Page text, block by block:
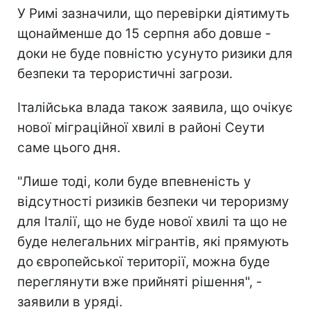
У Римі зазначили, що перевірки діятимуть
щонайменше до 15 серпня або довше -
доки не буде повністю усунуто ризики для
безпеки та терористичні загрози.
Італійська влада також заявила, що очікує
нової міграційної хвилі в районі Сеути
саме цього дня.
"Лише тоді, коли буде впевненість у
відсутності ризиків безпеки чи тероризму
для Італії, що не буде нової хвилі та що не
буде нелегальних мігрантів, які прямують
до європейської території, можна буде
переглянути вже прийняті рішення", -
заявили в уряді.